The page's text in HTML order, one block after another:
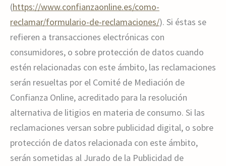
(https://www.confianzaonline.es/como-
reclamar/formulario-de-reclamaciones/). Si éstas se
refieren a transacciones electrónicas con
consumidores, o sobre protección de datos cuando
estén relacionadas con este ámbito, las reclamaciones
serán resueltas por el Comité de Mediación de
Confianza Online, acreditado para la resolución
alternativa de litigios en materia de consumo. Si las
reclamaciones versan sobre publicidad digital, o sobre
protección de datos relacionada con este ámbito,
serán sometidas al Jurado de la Publicidad de